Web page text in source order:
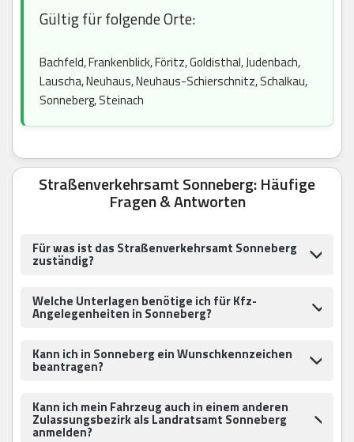
Gültig für folgende Orte:
Bachfeld, Frankenblick, Föritz, Goldisthal, Judenbach,
Lauscha, Neuhaus, Neuhaus-Schierschnitz, Schalkau,
Sonneberg, Steinach
Straßenverkehrsamt Sonneberg: Häufige
Fragen & Antworten
Für was ist das Straßenverkehrsamt Sonneberg
zuständig?
Welche Unterlagen benötige ich für Kfz-
Angelegenheiten in Sonneberg?
Kann ich in Sonneberg ein Wunschkennzeichen
beantragen?
Kann ich mein Fahrzeug auch in einem anderen
Zulassungsbezirk als Landratsamt Sonneberg
anmelden?